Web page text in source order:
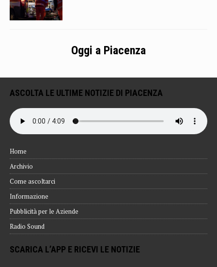
Oggi a Piacenza
ASCOLTA LE ULTIME NOTIZIE DI PIACENZA
Home
Archivio
Come ascoltarci
Informazione
Pubblicità per le Aziende
Radio Sound
SCARICA L’APP E RICEVI LE NOTIZIE